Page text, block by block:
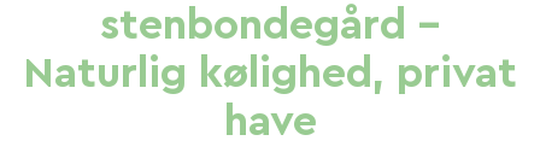
stenbondegård –
Naturlig kølighed, privat
have